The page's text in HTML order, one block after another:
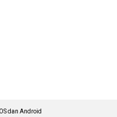
dan Android